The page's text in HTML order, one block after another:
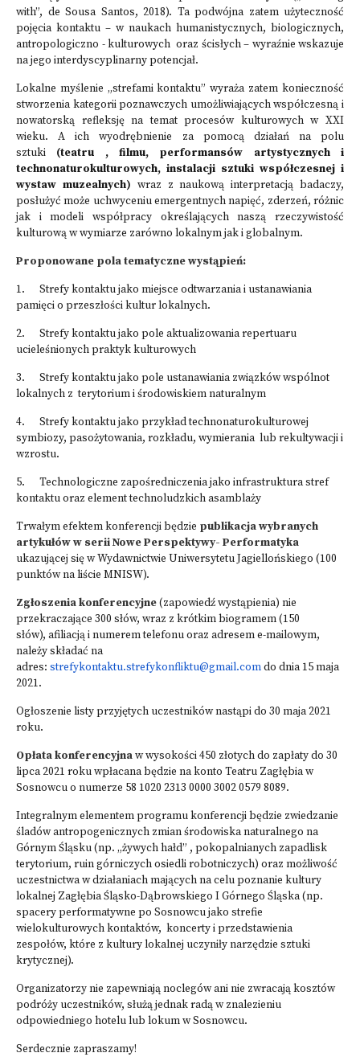
with”, de Sousa Santos, 2018). Ta podwójna zatem użyteczność
pojęcia kontaktu – w naukach humanistycznych, biologicznych,
antropologiczno - kulturowych oraz ścisłych – wyraźnie wskazuje
na jego interdyscyplinarny potencjał.
Lokalne myślenie „strefami kontaktu” wyraża zatem konieczność
stworzenia kategorii poznawczych umożliwiających współczesną i
nowatorską refleksję na temat procesów kulturowych w XXI
wieku. A ich wyodrębnienie za pomocą działań na polu
sztuki (teatru , filmu, performansów artystycznych i
technonaturokulturowych, instalacji sztuki współczesnej i
wystaw muzealnych) wraz z naukową interpretacją badaczy,
posłużyć może uchwyceniu emergentnych napięć, zderzeń, różnic
jak i modeli współpracy określających naszą rzeczywistość
kulturową w wymiarze zarówno lokalnym jak i globalnym.
Proponowane pola tematyczne wystąpień:
1. Strefy kontaktu jako miejsce odtwarzania i ustanawiania
pamięci o przeszłości kultur lokalnych.
2. Strefy kontaktu jako pole aktualizowania repertuaru
ucieleśnionych praktyk kulturowych
3. Strefy kontaktu jako pole ustanawiania związków wspólnot
lokalnych z terytorium i środowiskiem naturalnym
4. Strefy kontaktu jako przykład technonaturokulturowej
symbiozy, pasożytowania, rozkładu, wymierania lub rekultywacji i
wzrostu.
5. Technologiczne zapośredniczenia jako infrastruktura stref
kontaktu oraz element technoludzkich asamblaży
Trwałym efektem konferencji będzie publikacja wybranych
artykułów w serii Nowe Perspektywy- Performatyka
ukazującej się w Wydawnictwie Uniwersytetu Jagiellońskiego (100
punktów na liście MNISW).
Zgłoszenia konferencyjne(zapowiedź wystąpienia) nie
przekraczające 300 słów, wraz z krótkim biogramem (150
słów), afiliacją i numerem telefonu oraz adresem e-mailowym,
należy składać na
adres: strefykontaktu.strefykonfliktu@gmail.comdo dnia 15 maja
2021.
Ogłoszenie listy przyjętych uczestników nastąpi do 30 maja 2021
roku.
Opłata konferencyjnaw wysokości 450 złotych do zapłaty do 30
lipca 2021 roku wpłacana będzie na konto Teatru Zagłębia w
Sosnowcu o numerze 58 1020 2313 0000 3002 0579 8089.
Integralnym elementem programu konferencji będzie zwiedzanie
śladów antropogenicznych zmian środowiska naturalnego na
Górnym Śląsku (np. „żywych hałd” , pokopalnianych zapadlisk
terytorium, ruin górniczych osiedli robotniczych) oraz możliwość
uczestnictwa w działaniach mających na celu poznanie kultury
lokalnej Zagłębia Śląsko-Dąbrowskiego I Górnego Śląska (np.
spacery performatywne po Sosnowcu jako strefie
wielokulturowych kontaktów, koncerty i przedstawienia
zespołów, które z kultury lokalnej uczyniły narzędzie sztuki
krytycznej).
Organizatorzy nie zapewniają noclegów ani nie zwracają kosztów
podróży uczestników, służą jednak radą w znalezieniu
odpowiedniego hotelu lub lokum w Sosnowcu.
Serdecznie zapraszamy!